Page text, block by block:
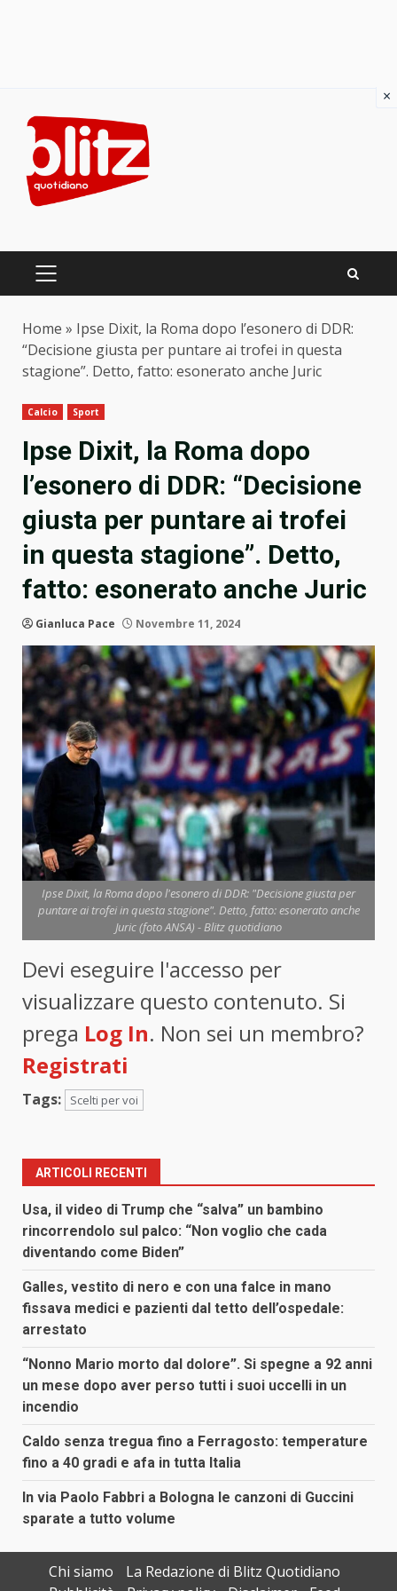
content
PRIMARY
Home » Ipse Dixit, la Roma dopo l’esonero di DDR:
“Decisione giusta per puntare ai trofei in questa
stagione”. Detto, fatto: esonerato anche Juric
Calcio Sport
Ipse Dixit, la Roma dopo
l’esonero di DDR: “Decisione
giusta per puntare ai trofei
in questa stagione”. Detto,
fatto: esonerato anche Juric
Gianluca Pace Novembre 11, 2024
Ipse Dixit, la Roma dopo l'esonero di DDR: "Decisione giusta per
puntare ai trofei in questa stagione". Detto, fatto: esonerato anche
Juric (foto ANSA) - Blitz quotidiano
Devi eseguire l'accesso per
visualizzare questo contenuto. Si
prega Log In. Non sei un membro?
Registrati
Tags: Scelti per voi
ARTICOLI RECENTI
Usa, il video di Trump che “salva” un bambino
rincorrendolo sul palco: “Non voglio che cada
diventando come Biden”
Galles, vestito di nero e con una falce in mano
fissava medici e pazienti dal tetto dell’ospedale:
arrestato
“Nonno Mario morto dal dolore”. Si spegne a 92 anni
un mese dopo aver perso tutti i suoi uccelli in un
incendio
Caldo senza tregua fino a Ferragosto: temperature
fino a 40 gradi e afa in tutta Italia
In via Paolo Fabbri a Bologna le canzoni di Guccini
sparate a tutto volume
Chi siamo
La Redazione di Blitz Quotidiano
×